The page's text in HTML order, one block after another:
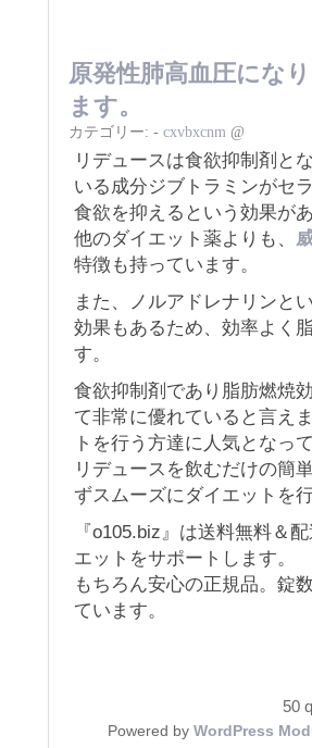
原発性肺高血圧にな
ます。
カテゴリー: - cxvbxcnm @
リデュースは食欲抑制剤と
いる成分ジブトラミンがセ
食欲を抑えるという効果が
他のダイエット薬よりも、
特徴も持っています。
また、ノルアドレナリンと
効果もあるため、効率よく
す。
食欲抑制剤であり脂肪燃焼
て非常に優れていると言え
トを行う方達に人気となっ
リデュースを飲むだけの簡
ずスムーズにダイエットを
『o105.biz』は送料無料＆
エットをサポートします。
もちろん安心の正規品。錠
ています。
50
Powered by WordPress